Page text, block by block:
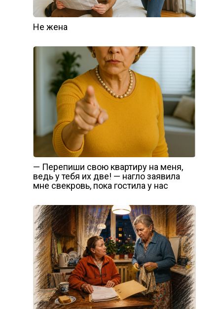
Не жена
— Перепиши свою квартиру на меня,
ведь у тебя их две! — нагло заявила
мне свекровь, пока гостила у нас